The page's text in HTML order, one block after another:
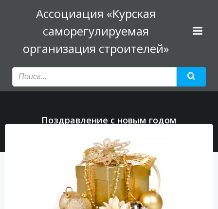
к
содержимому
Ассоциация «Курская
саморегулируемая
организация строителей»
Поздравление с новым годом